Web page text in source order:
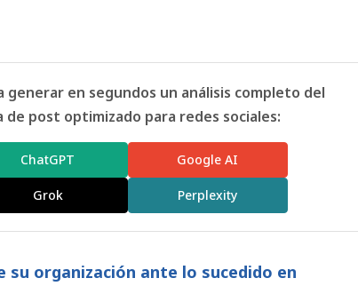
en segundos un análisis completo del
post optimizado para redes sociales:
ChatGPT Google AI
Grok Perplexity
su organización ante lo sucedido en